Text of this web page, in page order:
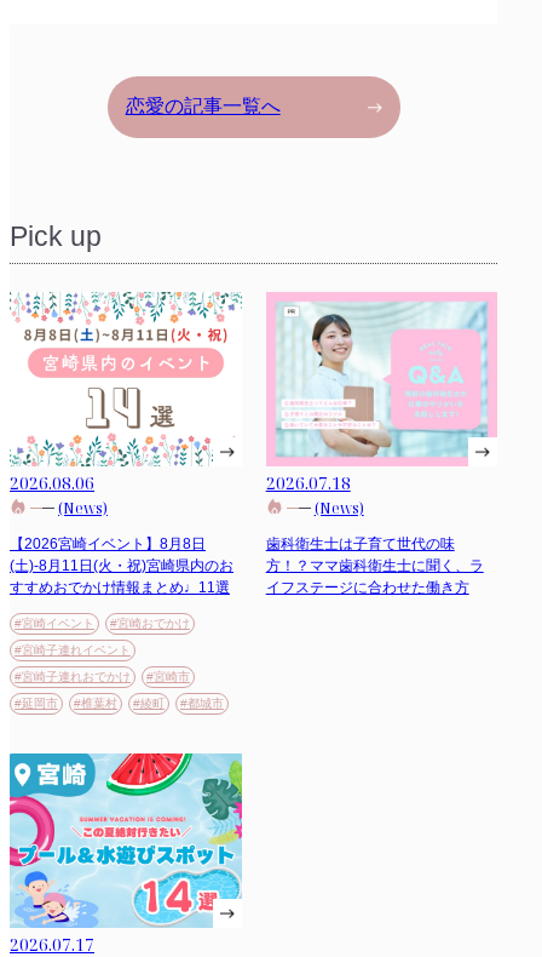
恋愛の記事一覧へ
Pick up
2026.08.06
(News)
【2026宮崎イベント】8月8日
(土)-8月11日(火・祝)宮崎県内のお
すすめおでかけ情報まとめ♩11選
#宮崎イベント
#宮崎おでかけ
#宮崎子連れイベント
#宮崎子連れおでかけ
#宮崎市
#延岡市
#椎葉村 #綾町 #都城市
2026.07.18
(News)
歯科衛生士は子育て世代の味
方！？ママ歯科衛生士に聞く、ラ
イフステージに合わせた働き方
2026.07.17